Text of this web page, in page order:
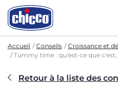
Accueil Conseils
Croissance et
Tummy time : qu'est-ce que
Retour à la liste des